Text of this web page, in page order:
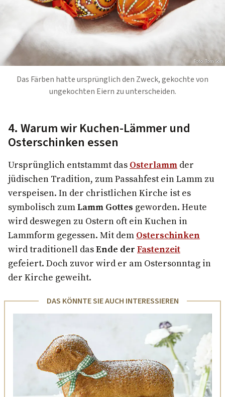
Foto: Tom Son
Das Färben hatte ursprünglich den Zweck, gekochte von
ungekochten Eiern zu unterscheiden.
4. Warum wir Kuchen-Lämmer und
Osterschinken essen
Ursprünglich entstammt das Osterlamm der
jüdischen Tradition, zum Passahfest ein Lamm zu
verspeisen. In der christlichen Kirche ist es
symbolisch zumLamm Gottes geworden. Heute
wird deswegen zu Ostern oft ein Kuchen in
Lammform gegessen. Mit dem Osterschinken
wird traditionell dasEnde der Fastenzeit
gefeiert. Doch zuvor wird er am Ostersonntag in
der Kirche geweiht.
DAS KÖNNTE SIE AUCH INTERESSIEREN